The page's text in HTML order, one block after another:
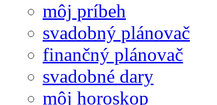
môj príbeh
svadobný plánovač
finančný plánovač
svadobné dary
môj horoskop